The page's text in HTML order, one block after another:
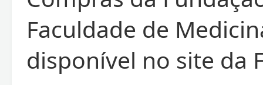
Faculdade de
disponível no site da